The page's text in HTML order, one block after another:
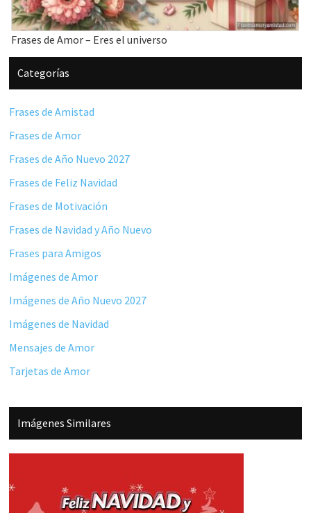
Frases de Amor – Eres el universo
Barra
lateral
principal
Categorías
Frases de Amistad
Frases de Amor
Frases de Año Nuevo 2027
Frases de Feliz Navidad
Frases de Motivación
Frases de Navidad y Año Nuevo
Frases para Amigos
Imágenes de Amor
Imágenes de Año Nuevo 2027
Imágenes de Navidad
Mensajes de Amor
Tarjetas de Amor
Imágenes Similares